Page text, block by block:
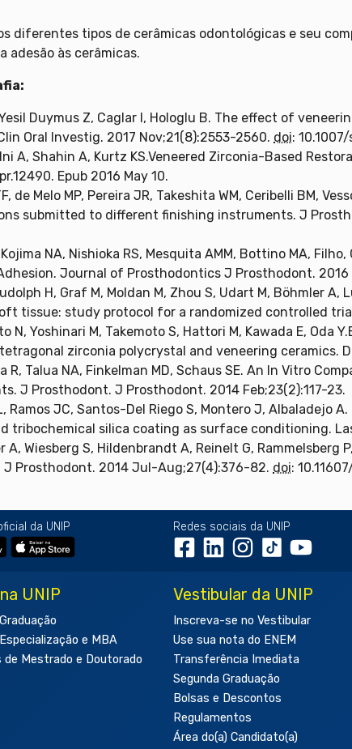
diferentes tipos de cerâmicas odontológicas e seu
adesão às cerâmicas.
Duymus Z, Caglar I, Hologlu B. The effect of
Oral Investig. 2017 Nov;21(8):2553-2560. doi:
A, Shahin A, Kurtz KS.Veneered Zirconia-Based
Epub 2016 May 10.
de Melo MP, Pereira JR, Takeshita WM, Ceribelli BM,
submitted to different finishing instruments. J
Kojima NA, Nishioka RS, Mesquita AMM, Bottino MA,
Journal of Prosthodontics J Prosthodont.
H, Graf M, Moldan M, Zhou S, Udart M,
tissue: study protocol for a randomized controlled
N, Yoshinari M, Takemoto S, Hattori M, Kawada E,
zirconia polycrystal and veneering ceramics.
R, Talua NA, Finkelman MD, Schaus SE. An In Vitro
J Prosthodont. J Prosthodont. 2014 Feb;23(2):117-23.
Ramos JC, Santos-Del Riego S, Montero J,
tribochemical silica coating as surface conditioning.
A, Wiesberg S, Hildenbrandt A, Reinelt G,
J Prosthodont. 2014 Jul-Aug;27(4):376-82. doi:
da UNIP Redes sociais da UNIP
UNIP
e MBA
de Mestrado e Doutorado
Vestibular da UNIP
Inscreva-se no Vestibular
Use sua nota do ENEM
Transferência Imediata
Segunda Graduação
Bolsas e Descontos
Regulamentos
Área do(a) Candidato(a)